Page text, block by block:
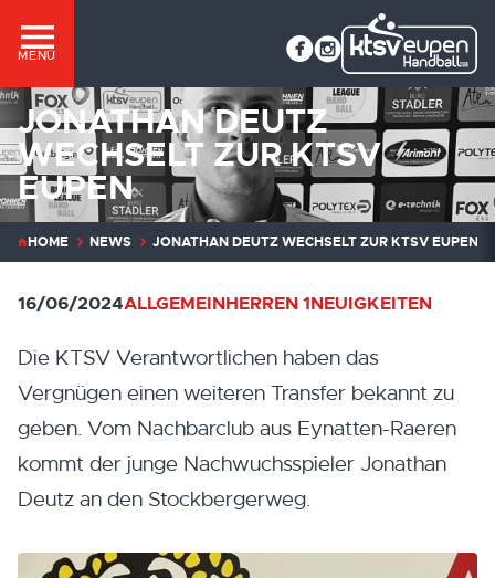
MENÜ
JONATHAN DEUTZ
WECHSELT ZUR KTSV
EUPEN
HOME NEWS JONATHAN DEUTZ WECHSELT ZUR KTSV EUPEN
16/06/2024ALLGEMEINHERREN 1NEUIGKEITEN
Die KTSV Verantwortlichen haben das
Vergnügen einen weiteren Transfer bekannt zu
geben. Vom Nachbarclub aus Eynatten-Raeren
kommt der junge Nachwuchsspieler Jonathan
Deutz an den Stockbergerweg.